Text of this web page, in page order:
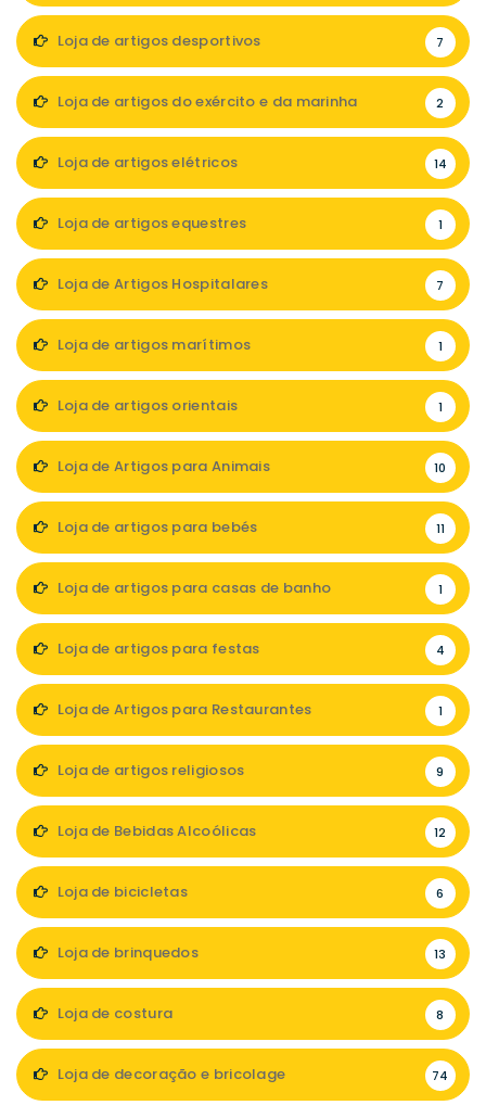
Loja de artigos desportivos 7
Loja de artigos do exército e da marinha 2
Loja de artigos elétricos 14
Loja de artigos equestres 1
Loja de Artigos Hospitalares 7
Loja de artigos marítimos 1
Loja de artigos orientais 1
Loja de Artigos para Animais 10
Loja de artigos para bebés 11
Loja de artigos para casas de banho 1
Loja de artigos para festas 4
Loja de Artigos para Restaurantes 1
Loja de artigos religiosos 9
Loja de Bebidas Alcoólicas 12
Loja de bicicletas 6
Loja de brinquedos 13
Loja de costura 8
Loja de decoração e bricolage 74